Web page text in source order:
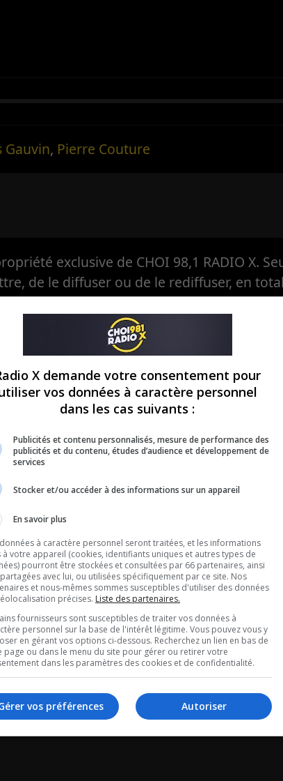
Gauvin, Pierre Couture
exclusive de CHOI 98,1 RADIO X.
de le diffuser ou de le rediffuser, en
avoir, en exclusivité, le droit d'en autoriser
Est-ce
des
Julie Poirier.
Tristan
Québec se
des Pierrafeu!
Entrevue avec
X demande votre consentement pour
vos données à caractère personnel
dans les cas suivants :
Publicités et contenu personnalisés, mesure de performance des
publicités et du contenu, études d’audience et développement de
services
Stocker et/ou accéder à des informations sur un appareil
En savoir plus
à caractère personnel seront traitées, et les informations
à votre appareil (cookies, identifiants uniques et autres types de
pourront être stockées et consultées par 66 partenaires, ainsi
avec lui, ou utilisées spécifiquement par ce site. Nos
et nous-mêmes sommes susceptibles d'utiliser des données
précises. Liste des partenaires.
fournisseurs sont susceptibles de traiter vos données à
personnel sur la base de l'intérêt légitime. Vous pouvez vous y
en gérant vos options ci-dessous. Recherchez un lien en bas de
page ou dans le menu du site pour gérer ou retirer votre
dans les paramètres des cookies et de confidentialité.
Autoriser
vos préférences